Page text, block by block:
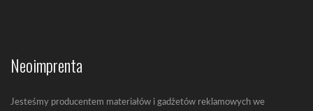
Neoimprenta
Jesteśmy producentem materiałów i gadżetów reklamowych we